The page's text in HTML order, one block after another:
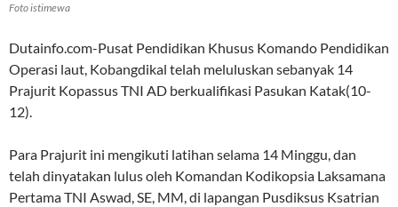
Foto istimewa
Dutainfo.com-Pusat Pendidikan Khusus Komando Pendidikan
Operasi laut, Kobangdikal telah meluluskan sebanyak 14
Prajurit Kopassus TNI AD berkualifikasi Pasukan Katak(10-
12).
Para Prajurit ini mengikuti latihan selama 14 Minggu, dan
telah dinyatakan lulus oleh Komandan Kodikopsia Laksamana
Pertama TNI Aswad, SE, MM, di lapangan Pusdiksus Ksatrian